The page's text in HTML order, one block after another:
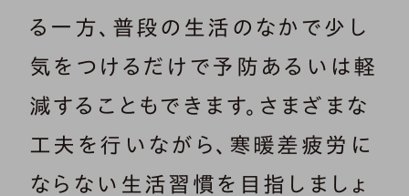
る一方、普段の生活のなかで少し
気をつけるだけで予防あるいは軽
減することもできます。さまざまな
工夫を行いながら、寒暖差疲労に
ならない生活習慣を目指しましょ